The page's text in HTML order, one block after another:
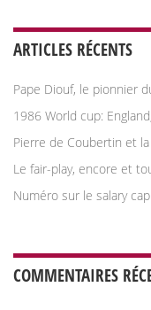
ARTICLES RÉCENTS
Pape Diouf, le pionnier
1986 World cup:
Pierre de Coubertin et
Le fair-play, encore et
Numéro sur le salary cap
COMMENTAIRES